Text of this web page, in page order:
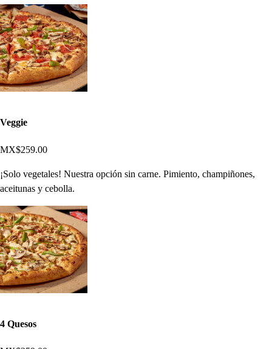
Veggie
MX$259.00
¡Solo vegetales! Nuestra opción sin carne. Pimiento, champiñones,
aceitunas y cebolla.
4 Quesos